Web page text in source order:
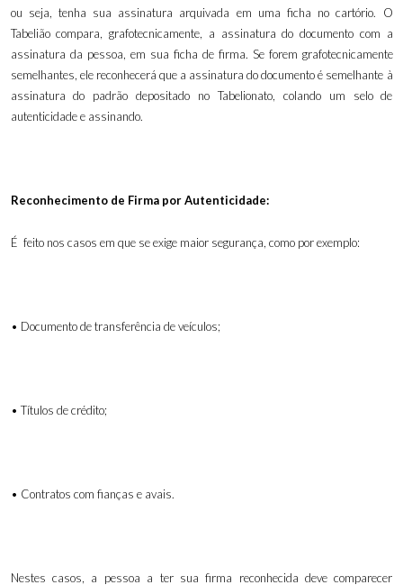
ou seja, tenha sua assinatura arquivada em uma ficha no cartório. O
Tabelião compara, grafotecnicamente, a assinatura do documento com a
assinatura da pessoa, em sua ficha de firma. Se forem grafotecnicamente
semelhantes, ele reconhecerá que a assinatura do documento é semelhante à
assinatura do padrão depositado no Tabelionato, colando um selo de
autenticidade e assinando.
Reconhecimento de Firma por Autenticidade:
É feito nos casos em que se exige maior segurança, como por exemplo:
• Documento de transferência de veículos;
• Títulos de crédito;
• Contratos com fianças e avais.
Nestes casos, a pessoa a ter sua firma reconhecida deve comparecer